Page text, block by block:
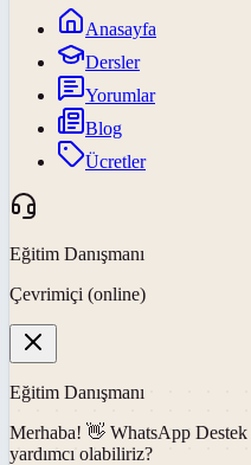
Anasayfa
Dersler
Yorumlar
Blog
Ücretler
Eğitim Danışmanı
Çevrimiçi (online)
Eğitim Danışmanı
Merhaba! 👋 WhatsApp Destek
yardımcı olabiliriz?